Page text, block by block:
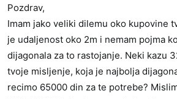
Pozdrav,
Imam jako veliki dilemu oko kupovine
je udaljenost oko 2m i nemam pojma
dijagonala za to rastojanje. Neki kazu
tvoje misljenje, koja je najbolja
recimo 65000 din za te potrebe?